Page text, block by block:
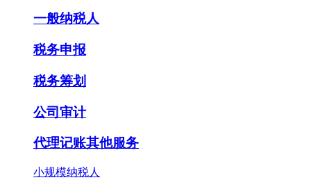
一般纳税人
税务申报
税务筹划
公司审计
代理记账其他服务
小规模纳税人